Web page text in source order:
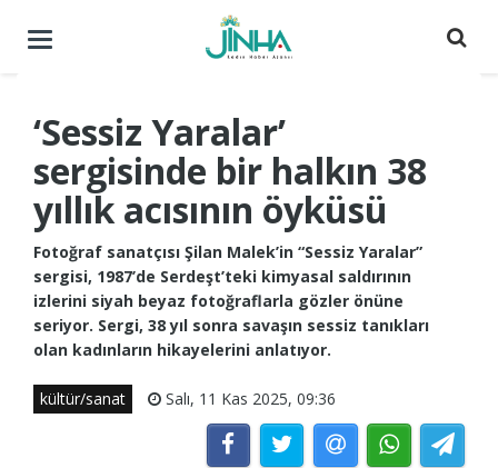
Menüyü
‘Sessiz Yaralar’
sergisinde bir halkın 38
yıllık acısının öyküsü
Fotoğraf sanatçısı Şilan Malek’in “Sessiz Yaralar”
sergisi, 1987’de Serdeşt’teki kimyasal saldırının
izlerini siyah beyaz fotoğraflarla gözler önüne
seriyor. Sergi, 38 yıl sonra savaşın sessiz tanıkları
olan kadınların hikayelerini anlatıyor.
kültür/sanat Salı, 11 Kas 2025, 09:36